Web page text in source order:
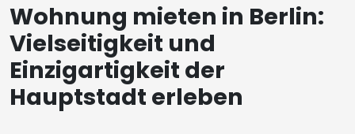
Wohnung mieten in Berlin:
Vielseitigkeit und
Einzigartigkeit der
Hauptstadt erleben